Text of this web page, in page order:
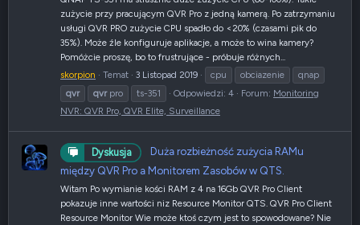
zużycie przy pracującym QVR Pro z jedną kamerą. Po zatrzymaniu
usługi QVR PRO zużycie CPU spadło do <20% (czasami pik do
35%). Może źle konfiguruje aplikacje, a może to wina kamery?
Pomóżcie proszę, bo to frustrujące - próbuje różnych...
skorpion
Temat 3 Listopad 2019 cpu obciazenie
qnap
qvr
qvrpro ts-351 Odpowiedzi: 4 Forum: Monitoring
NVR: QVR Pro, QVR Elite, Surveillance
Dyskusja
Duża rozbieżność zużycia RAMu
między QVR Pro a Monitorem Zasobów w QTS.
Witam Po wymianie kości RAM z 4 na 16Gb QVR Pro Client
pokazuje inne wartości niz Resource Monitor QTS. QVR Pro Client
Resource Monitor Wie może ktoś czym jest to spowodowane? Nie